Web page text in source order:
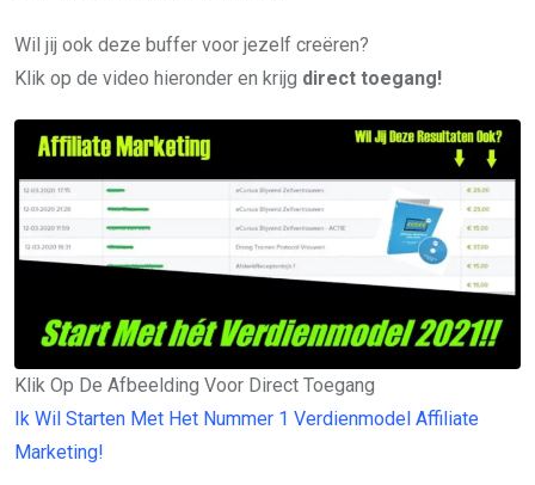
Wil jij ook deze buffer voor jezelf creëren?
Klik op de video hieronder en krijg direct toegang!
Klik Op De Afbeelding Voor Direct Toegang
Ik Wil Starten Met Het Nummer 1 Verdienmodel Affiliate
Marketing!